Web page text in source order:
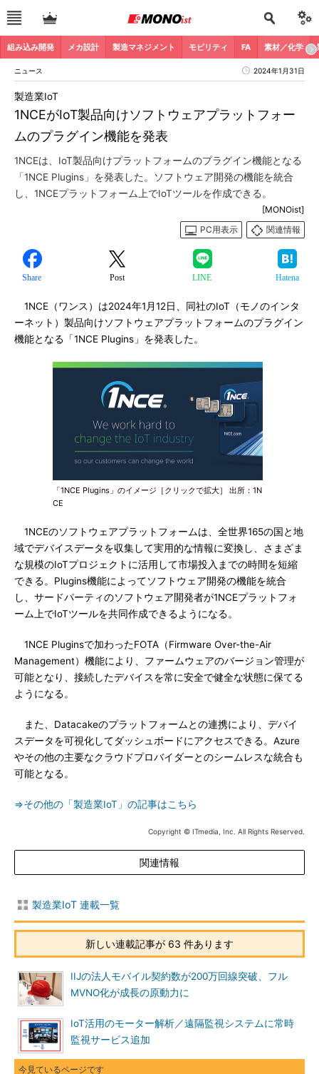
組み込み開発 メカ設計 製造マネジメント モビリティ FA 素材／化学
ニュース 2024年1月31日
1NCEがIoT製品向けソフトウェアプラットフォー
ムのプラグイン機能を発表
製造業IoT
1NCEは、IoT製品向けプラットフォームのプラグイン機能となる
「1NCE Plugins」を発表した。ソフトウェア開発の機能を統合
し、1NCEプラットフォーム上でIoTツールを作成できる。
[MONOist]
PC用表示
関連情報
Share Post LINE Hatena
1NCE（ワンス）は2024年1月12日、同社のIoT（モノのインタ
ーネット）製品向けソフトウェアプラットフォームのプラグイン
機能となる「1NCE Plugins」を発表した。
「1NCE Plugins」のイメージ［クリックで拡大］ 出所：1N
CE
1NCEのソフトウェアプラットフォームは、全世界165の国と地
域でデバイスデータを収集して実用的な情報に変換し、さまざま
な規模のIoTプロジェクトに活用して市場投入までの時間を短縮
できる。Plugins機能によってソフトウェア開発の機能を統合
し、サードパーティのソフトウェア開発者が1NCEプラットフォ
ーム上でIoTツールを共同作成できるようになる。
1NCE Pluginsで加わったFOTA（Firmware Over-the-Air
Management）機能により、ファームウェアのバージョン管理が
可能となり、接続したデバイスを常に安全で健全な状態に保てる
ようになる。
また、Datacakeのプラットフォームとの連携により、デバイ
スデータを可視化してダッシュボードにアクセスできる。Azure
やその他の主要なクラウドプロバイダーとのシームレスな統合も
可能となる。
⇒その他の「製造業IoT」の記事はこちら
Copyright © ITmedia, Inc. All Rights Reserved.
関連情報
製造業IoT 連載一覧
新しい連載記事が 63 件あります
IIJの法人モバイル契約数が200万回線突破、フル
MVNO化が成長の原動力に
IoT活用のモーター解析／遠隔監視システムに常時
監視サービス追加